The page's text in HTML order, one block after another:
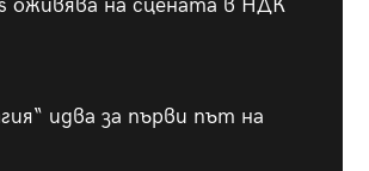
оживява на сцената в НДК
идва за първи път на